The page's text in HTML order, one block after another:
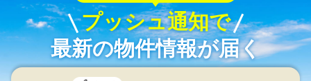
プッシュ通知で
最新の物件情報が届く